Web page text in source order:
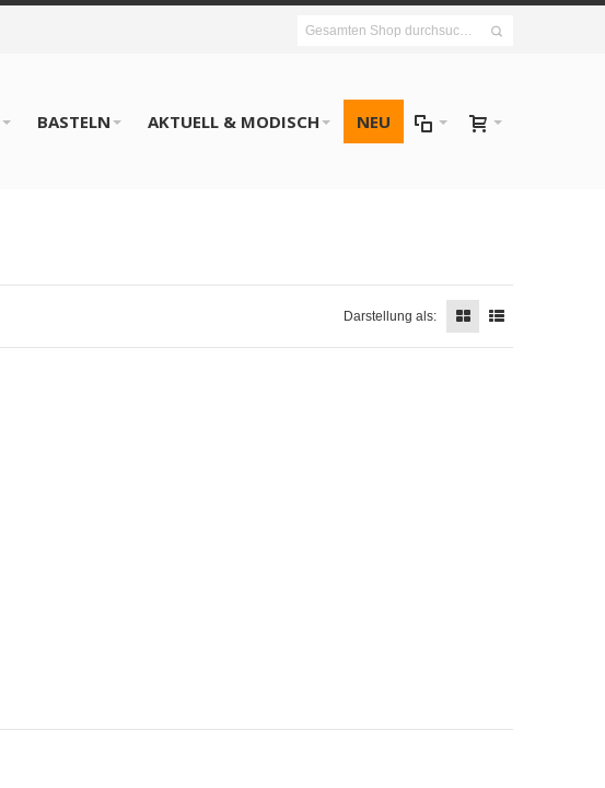
BASTELN AKTUELL & MODISCH NEU
Darstellung als: